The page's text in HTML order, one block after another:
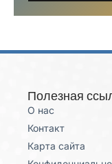
Полезная
О нас
Контакт
Карта сайта